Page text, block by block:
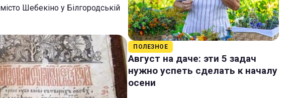
Шебекіно у Білгородській
ПОЛЕЗНОЕ
Август на даче: эти 5 задач
нужно успеть сделать к началу
осени